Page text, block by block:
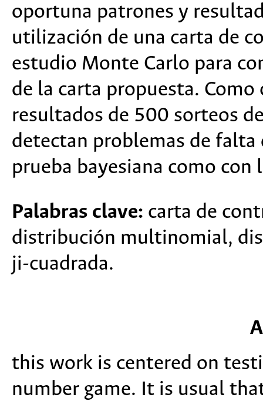
oportuna patrones y
utilización de una carta de
estudio Monte Carlo para
de la carta propuesta.
resultados de 500 sorteos
detectan problemas de
prueba bayesiana como
Palabras clave: carta de
distribución multinomial,
ji-cuadrada.
this work is centered on
number game. It is usual